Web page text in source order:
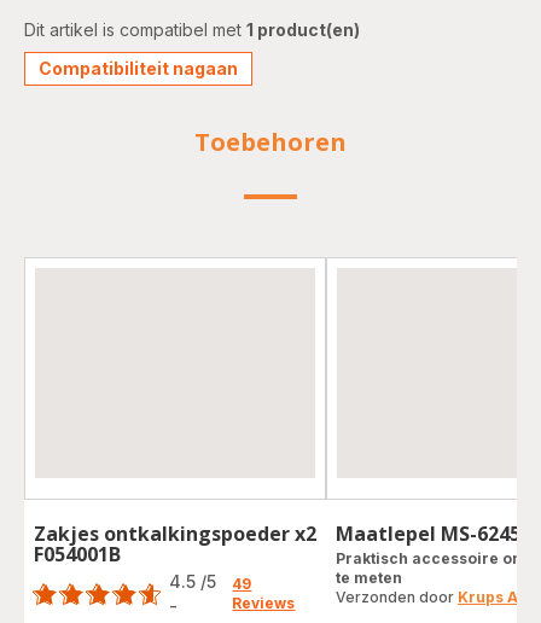
Dit artikel is compatibel met 1 product(en)
Compatibiliteit nagaan
Toebehoren
Zakjes ontkalkingspoeder x2
F054001B
Score
4.5 /5
-
49
Reviews
Maatlepel MS-624524
Praktisch accessoire om
te meten
Verzonden door Krups